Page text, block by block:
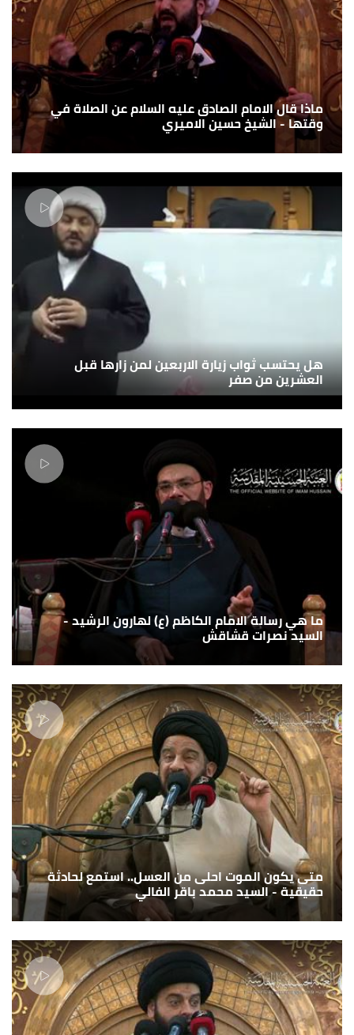
ماذا قال الامام الصادق عليه السلام عن الصلاة في
وقتها - الشيخ حسين الاميري
هل يحتسب ثواب زيارة الاربعين لمن زارها قبل
العشرين من صفر
ما هي رسالة الامام الكاظم (ع) لهارون الرشيد -
السيد نصرات قشاقش
متى يكون الموت احلى من العسل.. استمع لحادثة
حقيقية - السيد محمد باقر الفالي